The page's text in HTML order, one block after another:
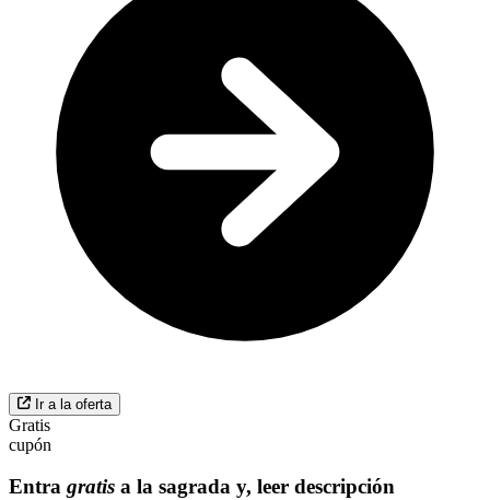
Ir a la oferta
Gratis
cupón
Entra gratis a la sagrada y, leer descripción